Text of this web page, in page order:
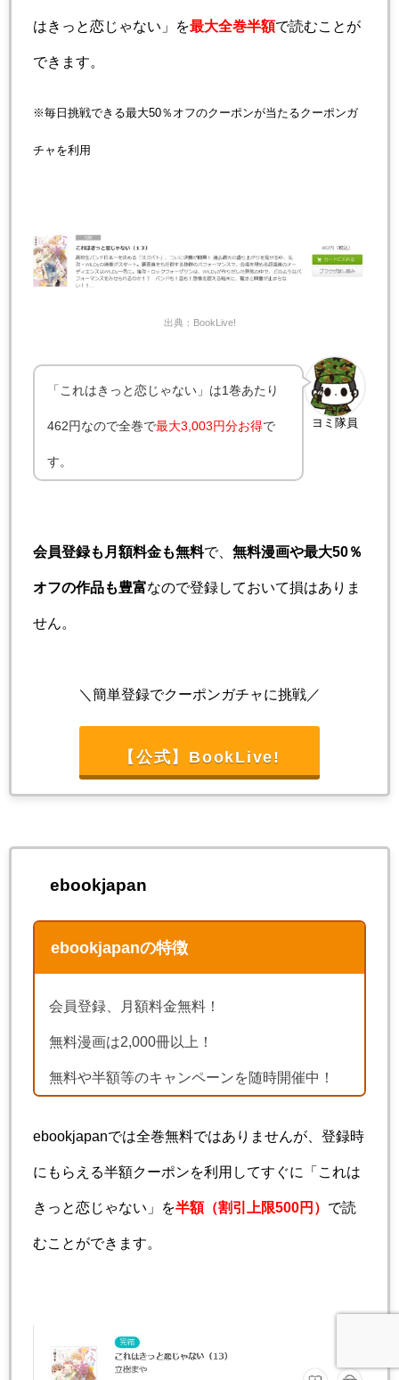
はきっと恋じゃない」を最大全巻半額で読むことが
できます。
※毎日挑戦できる最大50％オフのクーポンが当たるクーポンガ
チャを利用
出典：BookLive!
ヨミ隊員
「これはきっと恋じゃない」は1巻あたり
462円なので全巻で最大3,003円分お得で
す。
会員登録も月額料金も無料で、 無料漫画や最大50％
オフの作品も豊富なので登録しておいて損はありま
せん。
＼簡単登録でクーポンガチャに挑戦／
【公式】BookLive!
ebookjapan
ebookjapanの特徴
会員登録、月額料金無料！
無料漫画は2,000冊以上！
無料や半額等のキャンペーンを随時開催中！
ebookjapanでは全巻無料ではありませんが、登録時
にもらえる半額クーポンを利用してすぐに「これは
きっと恋じゃない」を半額（割引上限500円） で読
むことができます。